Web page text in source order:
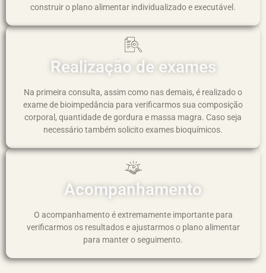
construir o plano alimentar individualizado e executável.
Realização de exames
Na primeira consulta, assim como nas demais, é realizado o
exame de bioimpedância para verificarmos sua composição
corporal, quantidade de gordura e massa magra. Caso seja
necessário também solicito exames bioquímicos.
Acompanhamento
O acompanhamento é extremamente importante para
verificarmos os resultados e ajustarmos o plano alimentar
para manter o seguimento.